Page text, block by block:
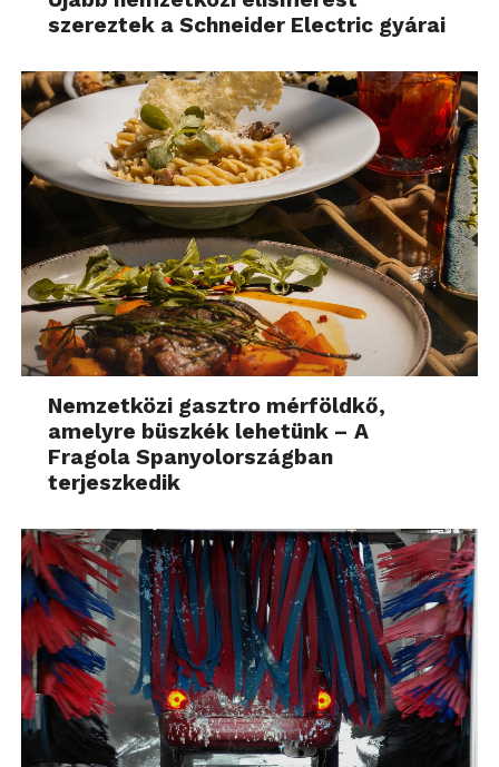
szereztek a Schneider Electric gyárai
Nemzetközi gasztro mérföldkő,
amelyre büszkék lehetünk – A
Fragola Spanyolországban
terjeszkedik